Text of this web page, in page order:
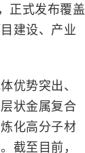
正式发布覆盖
建设、产业
优势突出、
状金属复合
化高分子材
截至目前，